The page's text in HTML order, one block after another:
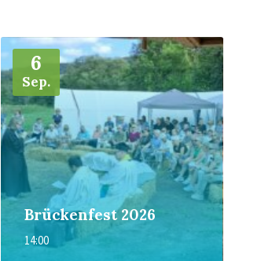
6
Sep.
Brückenfest 2026
14:00
Weiter